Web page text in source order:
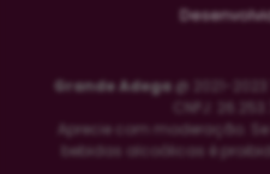
Grande Adega @ 2021-
CNPJ:
Aprecie com moderação.
bebidas alcoólicas é